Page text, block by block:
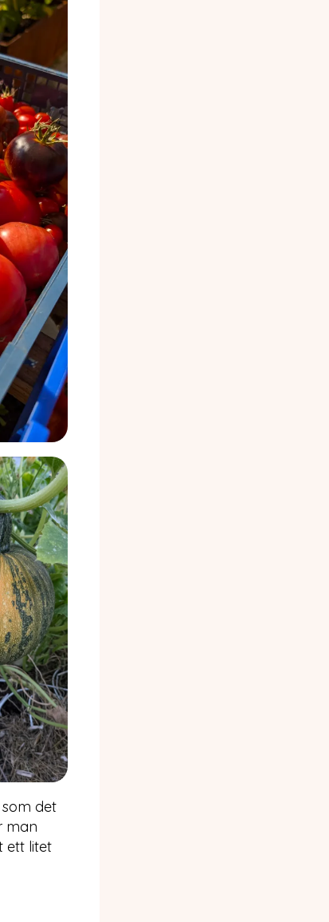
det
man
ett litet